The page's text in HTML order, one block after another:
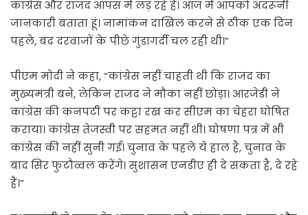
कांग्रेस और राजद आपस में लड़ रहे हैं। आज मैं आपको अंदरूनी
जानकारी बताता हूं। नामांकन दाखिल करने से ठीक एक दिन
पहले, बंद दरवाजों के पीछे गुंडागर्दी चल रही थी।”
पीएम मोदी ने कहा, “कांग्रेस नहीं चाहती थी कि राजद का
मुख्यमंत्री बने, लेकिन राजद ने मौका नहीं छोड़ा। आरजेडी ने
कांग्रेस की कनपटी पर कट्टा रख कर सीएम का चेहरा घोषित
कराया। कांग्रेस तेजस्वी पर सहमत नहीं थी। घोषणा पत्र में भी
कांग्रेस की नहीं सुनी गई। चुनाव के पहले ये हाल है, चुनाव के
बाद सिर फुटौव्वल करेंगे। सुशासन एनडीए ही दे सकता है, दे रहे
हैं।”